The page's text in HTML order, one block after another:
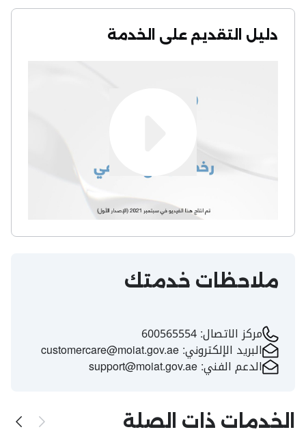
دليل التقديم على الخدمة
ملاحظات خدمتك
مركز الاتصال:600565554
البريد الإلكتروني:customercare@moiat.gov.ae
الدعم الفني:support@moiat.gov.ae
الخدمات ذات الصلة